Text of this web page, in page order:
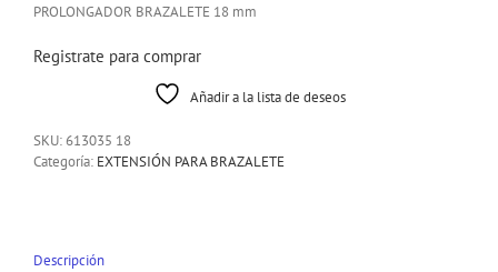
PROLONGADOR BRAZALETE 18 mm
Registrate para comprar
Añadir a la lista de deseos
SKU:613035 18
Categoría: EXTENSIÓN PARA BRAZALETE
Descripción